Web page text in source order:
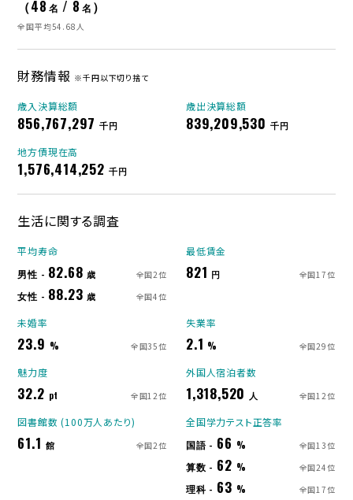
（48 名 / 8 名 ）
全国平均54.68人
財務情報 ※千円以下切り捨て
歳入決算総額
856,767,297 千円
歳出決算総額
839,209,530 千円
地方債現在高
1,576,414,252 千円
生活に関する調査
平均寿命
男性 - 82.68 歳 全国2位
女性 - 88.23 歳 全国4位
最低賃金
821 円 全国17位
未婚率
23.9 % 全国35位
失業率
2.1 % 全国29位
魅力度
32.2 pt 全国12位
外国人宿泊者数
1,318,520 人 全国12位
図書館数 (100万人あたり)
61.1 館 全国2位
全国学力テスト正答率
国語 - 66 % 全国13位
算数 - 62 % 全国24位
理科 - 63 % 全国17位